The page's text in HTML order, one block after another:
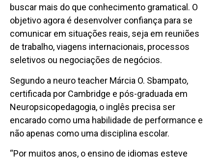
buscar mais do que conhecimento gramatical. O
objetivo agora é desenvolver confiança para se
comunicar em situações reais, seja em reuniões
de trabalho, viagens internacionais, processos
seletivos ou negociações de negócios.
Segundo a neuro teacher Márcia O. Sbampato,
certificada por Cambridge e pós-graduada em
Neuropsicopedagogia, o inglês precisa ser
encarado como uma habilidade de performance e
não apenas como uma disciplina escolar.
“Por muitos anos, o ensino de idiomas esteve